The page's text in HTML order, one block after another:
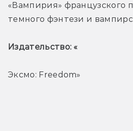
«Вампирия» французского
темного фэнтези и
Издательство: «
Эксмо: Freedom»